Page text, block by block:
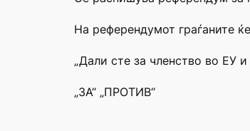
На референдумот граѓаните
„Дали сте за членство во ЕУ
„ЗА“ „ПРОТИВ“